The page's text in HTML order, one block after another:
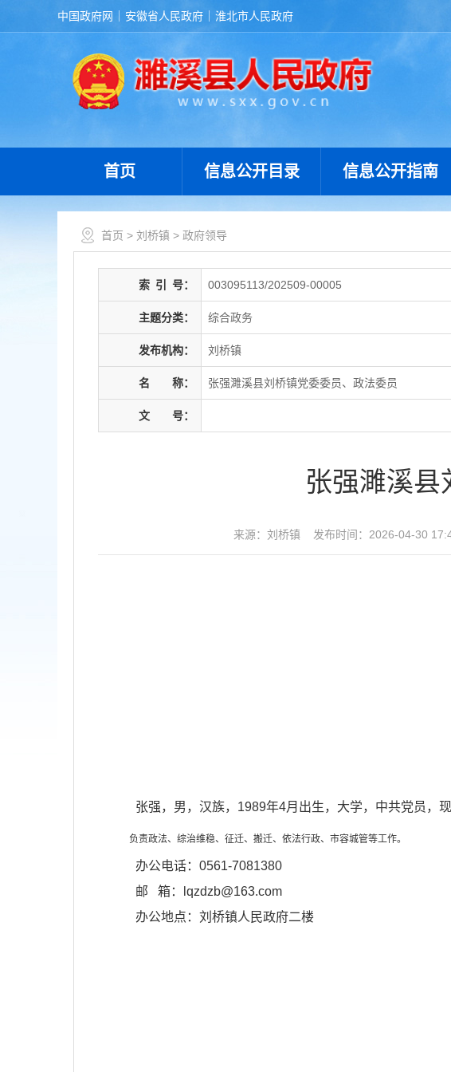
中国政府网 安徽省人民政府 淮北市人民政府
首页 信息公开目录 信息公开指南
首页 > 刘桥镇 > 政府领导
索 引 号： 003095113/202509-00005
主题分类： 综合政务
发布机构： 刘桥镇
名 称： 张强濉溪县刘桥镇党委委员、政法委员
文 号：
张强濉溪县
来源：刘桥镇 发布时间：2026-04-30
张强，男，汉族，1989年4月出生，大学，中共党员，
负责政法、综治维稳、征迁、搬迁、依法行政、市容城管等工作。
办公电话：0561-7081380
邮 箱：lqzdzb@163.com
办公地点：刘桥镇人民政府二楼